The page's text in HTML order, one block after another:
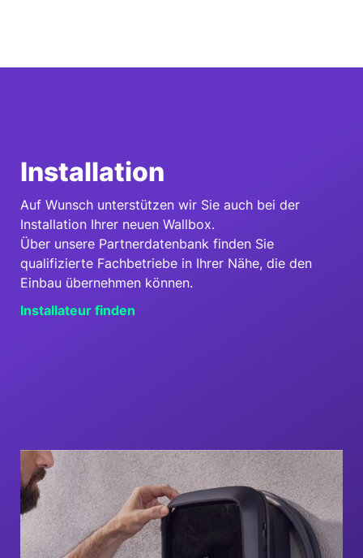
Installation
Auf Wunsch unterstützen wir Sie auch bei der
Installation Ihrer neuen Wallbox.
Über unsere Partnerdatenbank finden Sie
qualifizierte Fachbetriebe in Ihrer Nähe, die den
Einbau übernehmen können.
Installateur finden